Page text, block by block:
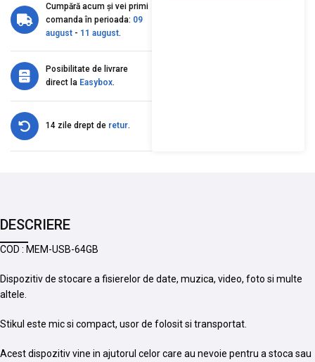
Cumpără acum și vei primi
comanda în perioada: 09
august - 11 august.
Posibilitate de livrare
direct la Easybox.
14 zile drept de retur.
DESCRIERE
COD : MEM-USB-64GB
Dispozitiv de stocare a fisierelor de date, muzica, video, foto si multe
altele.
Stikul este mic si compact, usor de folosit si transportat.
Acest dispozitiv vine in ajutorul celor care au nevoie pentru a stoca sau